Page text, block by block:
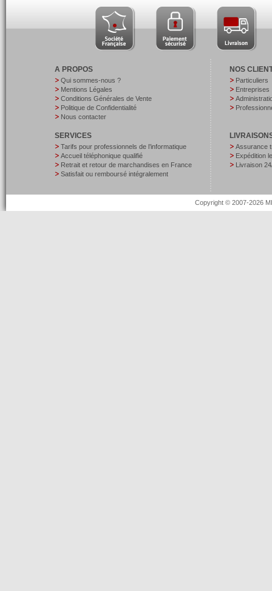
A PROPOS
Qui sommes-nous ?
Mentions Légales
Conditions Générales de Vente
Politique de Confidentialité
Nous contacter
SERVICES
Tarifs pour professionnels de l’informatique
Accueil téléphonique qualifié
Retrait et retour de marchandises en France
Satisfait ou remboursé intégralement
NOS
Particuliers
Entreprises
Assurance
Expédition
Livraison
Copyright © 2007-2026